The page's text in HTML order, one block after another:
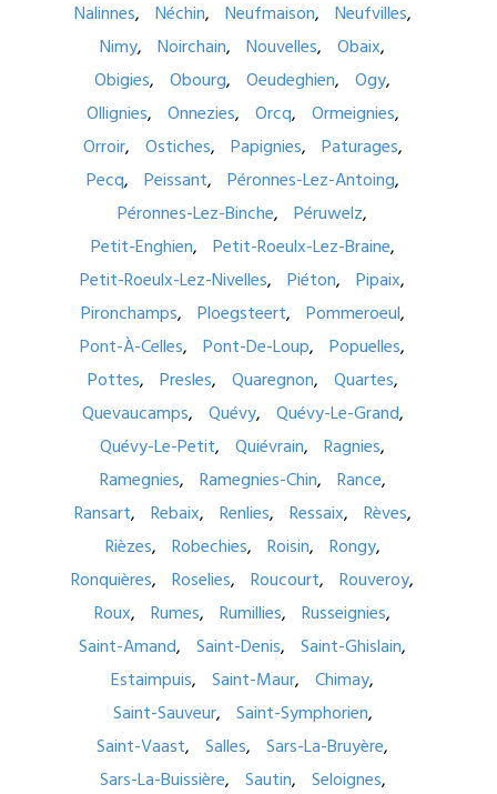
Nalinnes
Néchin Neufmaison
Neufvilles
Nimy
Noirchain Nouvelles
Obaix
Obigies
Obourg Oeudeghien
Ogy
Ollignies
Onnezies Orcq
Ormeignies
Orroir
Ostiches Papignies
Paturages
Pecq
Peissant
Péronnes-Lez-Antoing
Péronnes-Lez-Binche
Péruwelz
Petit-Enghien
Petit-Roeulx-Lez-Braine
Petit-Roeulx-Lez-Nivelles
Piéton
Pipaix
Pironchamps
Ploegsteert
Pommeroeul
Pont-À-Celles
Pont-De-Loup
Popuelles
Pottes
Presles Quaregnon
Quartes
Quevaucamps
Quévy
Quévy-Le-Grand
Quévy-Le-Petit
Quiévrain
Ragnies
Ramegnies
Ramegnies-Chin
Rance
Ransart
Rebaix Renlies Ressaix
Rèves
Rièzes
Robechies Roisin
Rongy
Ronquières
Roselies Roucourt
Rouveroy
Roux
Rumes Rumillies
Russeignies
Saint-Amand
Saint-Denis
Saint-Ghislain
Estaimpuis
Saint-Maur
Chimay
Saint-Sauveur
Saint-Symphorien
Saint-Vaast
Salles
Sars-La-Bruyère
Sars-La-Buissière
Sautin
Seloignes